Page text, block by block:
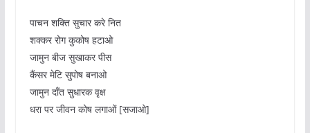
पाचन शक्ति सुचार करे नित
शक्कर रोग कुकोष हटाओ
जामुन बीज सुखाकर पीस
कैंसर मेटि सुपोष बनाओ
जामुन दाँत सुधारक वृक्ष
धरा पर जीवन कोष लगाओं [सजाओ]